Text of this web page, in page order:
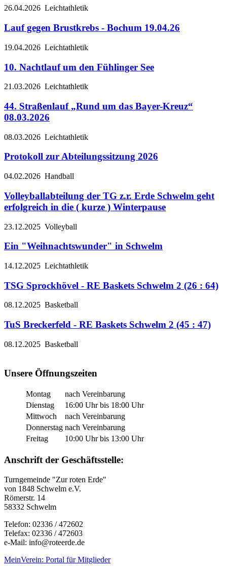
26.04.2026 Leichtathletik
Lauf gegen Brustkrebs - Bochum 19.04.26
19.04.2026 Leichtathletik
10. Nachtlauf um den Fühlinger See
21.03.2026 Leichtathletik
44. Straßenlauf „Rund um das Bayer-Kreuz“
08.03.2026
08.03.2026 Leichtathletik
Protokoll zur Abteilungssitzung 2026
04.02.2026 Handball
Volleyballabteilung der TG z.r. Erde Schwelm geht
erfolgreich in die ( kurze ) Winterpause
23.12.2025 Volleyball
Ein "Weihnachtswunder" in Schwelm
14.12.2025 Leichtathletik
TSG Sprockhövel - RE Baskets Schwelm 2 (26 : 64)
08.12.2025 Basketball
TuS Breckerfeld - RE Baskets Schwelm 2 (45 : 47)
08.12.2025 Basketball
Unsere Öffnungszeiten
Montag
nach Vereinbarung
Dienstag
16:00 Uhr bis 18:00 Uhr
Mittwoch
nach Vereinbarung
Donnerstag nach Vereinbarung
Freitag
10:00 Uhr bis 13:00 Uhr
Anschrift der Geschäftsstelle:
Turngemeinde "Zur roten Erde"
von 1848 Schwelm e.V.
Römerstr. 14
58332 Schwelm
Telefon: 02336 / 472602
Telefax: 02336 / 472603
e-Mail: info@roteerde.de
MeinVerein: Portal für Mitglieder